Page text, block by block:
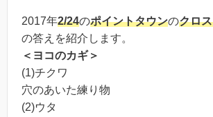
2017年2/24のポイントタウンのクロ
の答えを紹介します。
＜ヨコのカギ＞
(1)チクワ
穴のあいた練り物
(2)ウタ